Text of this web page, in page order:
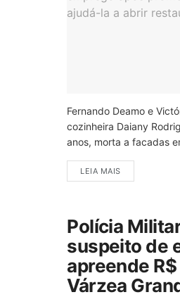
Fernando Deamo e
cozinheira Daiany
anos, morta a facadas
LEIA MAIS
Polícia
suspeito de
apreende
Várzea